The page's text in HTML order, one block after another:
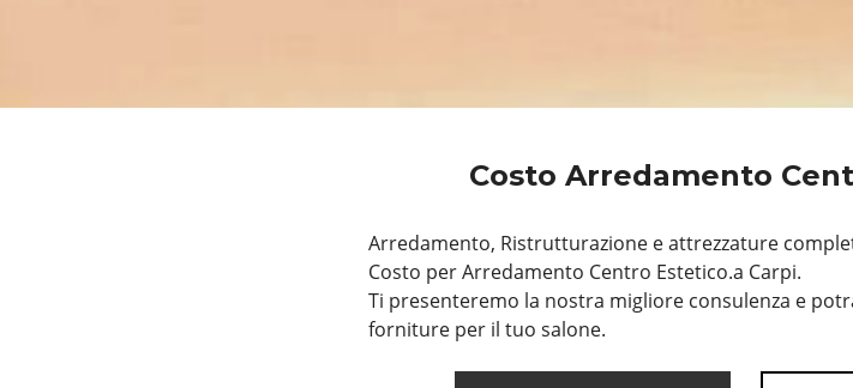
Costo Arredamento
Arredamento, Ristrutturazione e attrezzature
Costo per Arredamento Centro Estetico.a Carpi.
Ti presenteremo la nostra migliore consulenza e
forniture per il tuo salone.